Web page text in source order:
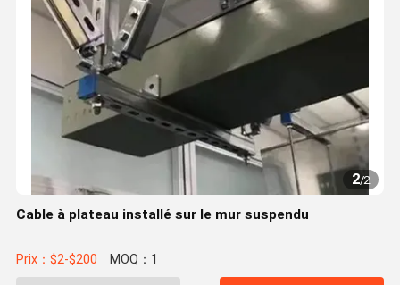
2/2
Cable à plateau installé sur le mur suspendu
Prix：$2-$200 MOQ：1